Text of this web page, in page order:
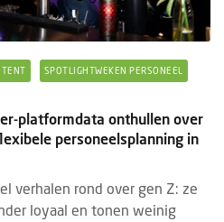
EVENTS PRODUCTNIEUWS
het laatste
en must-sees van
is een jaarlijks terugkerende
heeft een vaste positie op de